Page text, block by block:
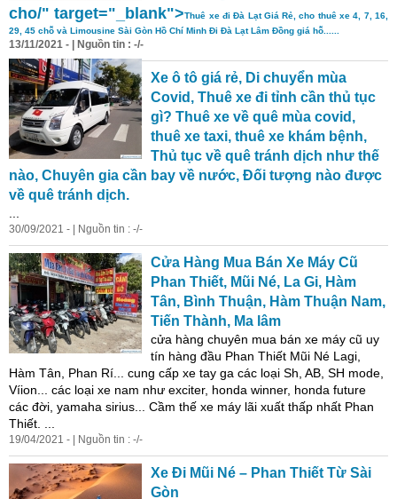
cho/" target="_blank">Thuê xe đi Đà Lạt Giá Rẻ, cho thuê xe 4, 7, 16,
29, 45 chỗ và Limousine Sài Gòn Hồ Chí Minh Đi Đà Lạt Lâm Đồng giá hỗ......
13/11/2021 - | Nguồn tin : -/-
Xe ô tô giá rẻ, Di chuyển mùa
Covid, Thuê xe đi tỉnh cần thủ tục
gì? Thuê xe về quê mùa covid,
thuê xe taxi, thuê xe khám bệnh,
Thủ tục về quê tránh dịch như thế
nào, Chuyên gia cần bay về nước, Đối tượng nào được
về quê tránh dịch.
30/09/2021 - | Nguồn tin : -/-
Cửa Hàng Mua Bán Xe Máy Cũ
Phan Thiết, Mũi Né, La Gi, Hàm
Tân, Bình Thuận, Hàm Thuận Nam,
Tiến Thành, Ma lâm
cửa hàng chuyên mua bán xe máy cũ uy
tín hàng đầu Phan Thiết Mũi Né Lagi,
Hàm Tân, Phan Rí... cung cấp xe tay ga các loại Sh, AB, SH mode,
Víion... các loại xe nam như exciter, honda winner, honda future
các đời, yamaha sirius... Cầm thế xe máy lãi xuất thấp nhất Phan
Thiết. ...
19/04/2021 - | Nguồn tin : -/-
Xe Đi Mũi Né – Phan Thiết Từ Sài
Gòn